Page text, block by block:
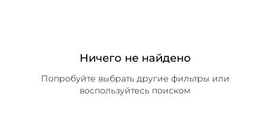
Ничего не найдено
Попробуйте выбрать другие фильтры или
воспользуйтесь поиском